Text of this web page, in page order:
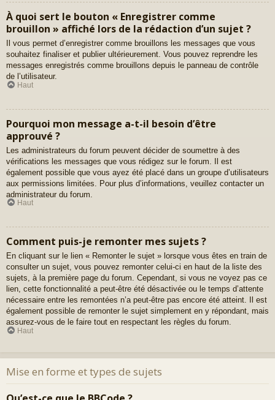
À quoi sert le bouton « Enregistrer comme
brouillon » affiché lors de la rédaction d’un sujet ?
Il vous permet d’enregistrer comme brouillons les messages que vous
souhaitez finaliser et publier ultérieurement. Vous pouvez reprendre les
messages enregistrés comme brouillons depuis le panneau de contrôle
de l’utilisateur.
Haut
Pourquoi mon message a-t-il besoin d’être
approuvé ?
Les administrateurs du forum peuvent décider de soumettre à des
vérifications les messages que vous rédigez sur le forum. Il est
également possible que vous ayez été placé dans un groupe d’utilisateurs
aux permissions limitées. Pour plus d’informations, veuillez contacter un
administrateur du forum.
Haut
Comment puis-je remonter mes sujets ?
En cliquant sur le lien « Remonter le sujet » lorsque vous êtes en train de
consulter un sujet, vous pouvez remonter celui-ci en haut de la liste des
sujets, à la première page du forum. Cependant, si vous ne voyez pas ce
lien, cette fonctionnalité a peut-être été désactivée ou le temps d’attente
nécessaire entre les remontées n’a peut-être pas encore été atteint. Il est
également possible de remonter le sujet simplement en y répondant, mais
assurez-vous de le faire tout en respectant les règles du forum.
Haut
Mise en forme et types de sujets